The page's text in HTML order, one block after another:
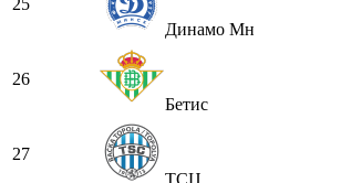
Динамо Мн
26
Бетис
27
ТСЦ